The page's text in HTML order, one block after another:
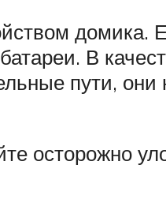
домика.
В
пути, они
осторожно